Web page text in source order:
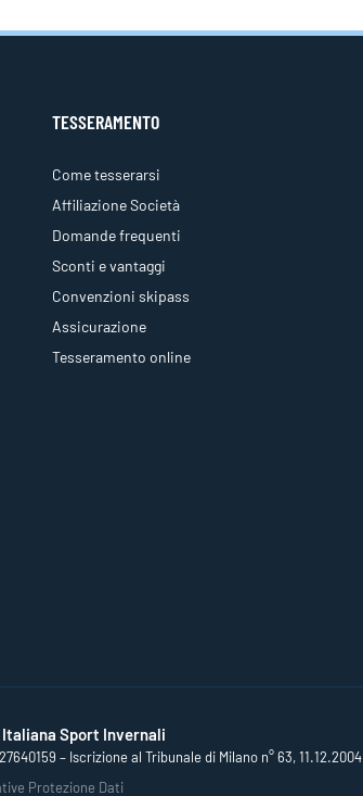
TESSERAMENTO
Come tesserarsi
Affiliazione Società
Domande frequenti
Sconti e vantaggi
Convenzioni skipass
Assicurazione
Tesseramento online
Italiana Sport Invernali
– Iscrizione al Tribunale di Milano n° 63, 11.12.2004
Protezione Dati